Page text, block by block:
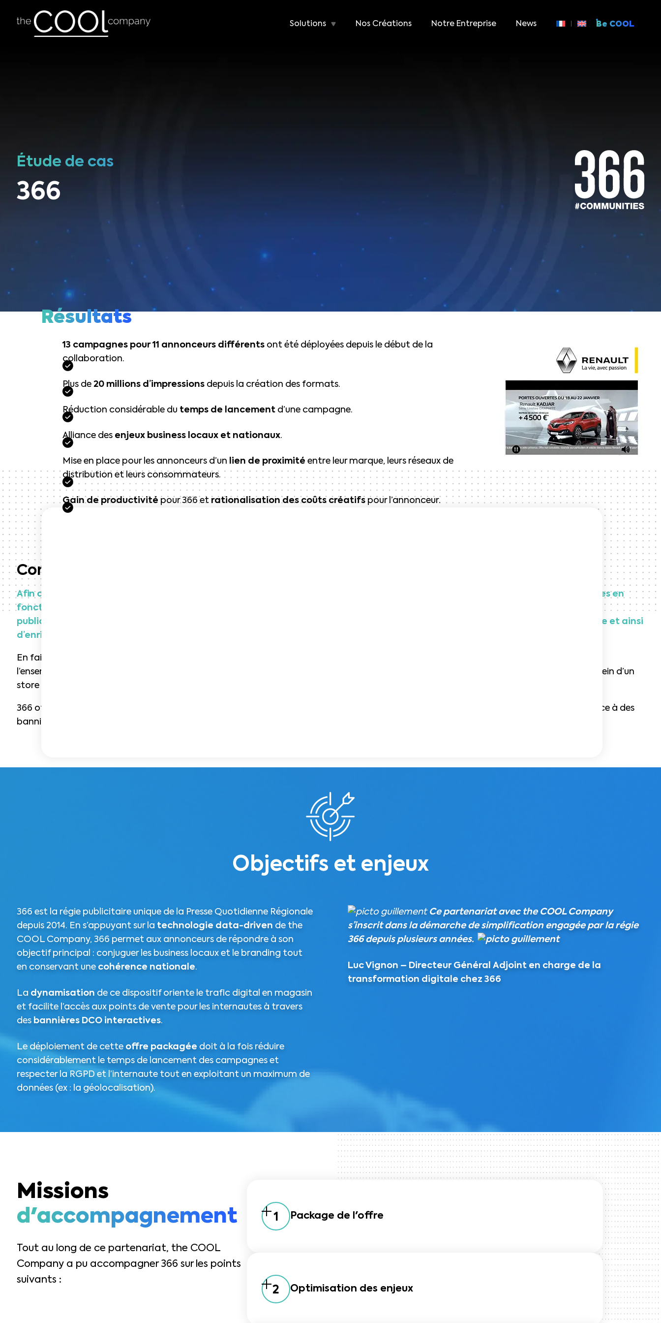
Solutions Nos Créations Notre Entreprise News Be COOL
Étude de cas
366
Résultats
13 campagnes pour 11 annonceurs différents ont été déployées depuis le début de la
collaboration.
Plus de 20 millions d’impressions depuis la création des formats.
Réduction considérable du temps de lancement d’une campagne.
Alliance des enjeux business locaux et nationaux.
Mise en place pour les annonceurs d’un lien de proximité entre leur marque, leurs réseaux de
distribution et leurs consommateurs.
Gain de productivité pour 366 et rationalisation des coûts créatifs pour l’annonceur.
Context
Afin de répondre aux problématiques web-to-store des annonceurs et permettre aux marques de personnaliser leurs campagnes en
fonction du contexte local de l’utilisateur, la régie 366 a choisi the COOL Company pour mettre en place un nouveau dispositif
publicitaire sur mesure. Ce dispositif dynamique clé-en-main propose de déployer des formats web-to-store en marque blanche et ainsi
d’enrichir leurs offres à leurs clients.
En faisant appel à the COOL company, 366 dispose d’une
l’ensemble du réseau de la presse quotidienne régionale et présentant les différents points de vente situés à proximité de l’internaute, au sein d’un
store locator interactif.
366 offre ainsi à l’annonceur une
sur tous les devices et formats grâce à des
bannières DCO interactives.
Objectifs et enjeux
366 est la régie publicitaire unique de la Presse Quotidienne Régionale
depuis 2014. En s’appuyant sur la technologie data-driven de the
COOL Company, 366 permet aux annonceurs de répondre à son
objectif principal : conjuguer les business locaux et le branding tout
en conservant une cohérence nationale.
La dynamisation de ce dispositif oriente le trafic digital en magasin
et facilite l’accès aux points de vente pour les internautes à travers
des bannières DCO interactives.
Le déploiement de cette offre packagée doit à la fois réduire
considérablement le temps de lancement des campagnes et
respecter la RGPD et l’internaute tout en exploitant un maximum de
données (ex : la géolocalisation).
Ce partenariat avec the COOL Company
s’inscrit dans la démarche de simplification engagée par la régie
366 depuis plusieurs années.
Luc Vignon – Directeur Général Adjoint en charge de la
transformation digitale chez 366
Missions
d'accompagnement
Tout au long de ce partenariat, the COOL
Company a pu accompagner 366 sur les points
suivants :
1 Package de l'offre
2 Optimisation des enjeux